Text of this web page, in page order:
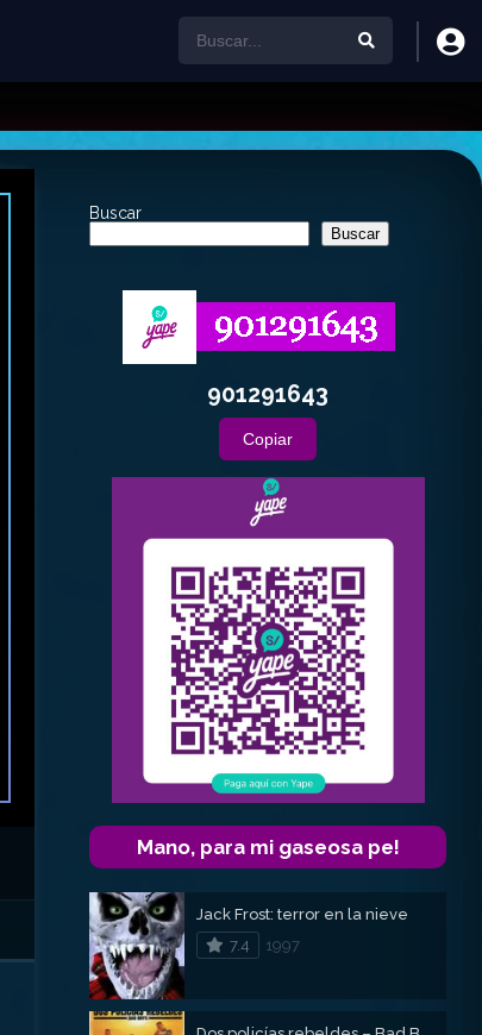
Buscar
Buscar
901291643
Copiar
Mano, para mi gaseosa pe!
Jack Frost: terror en la nieve
7.4
1997